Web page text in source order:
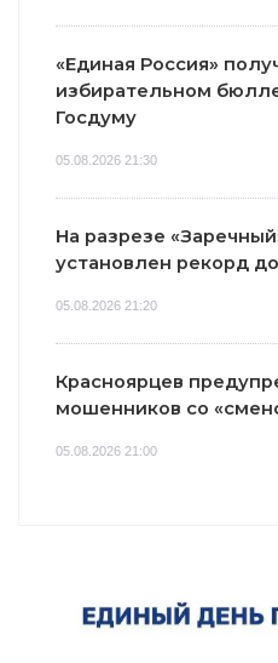
«Единая Россия»
избирательном
Госдуму
05.08.2026 21:30
На разрезе
установлен рекорд
05.08.2026 21:20
Красноярцев
мошенников со
05.08.2026 21:00